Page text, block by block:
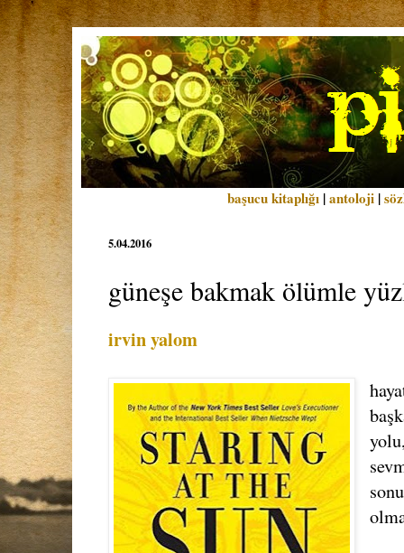
başucu kitaplığı |antoloji |
5.04.2016
güneşe bakmak ölümle
irvin yalom